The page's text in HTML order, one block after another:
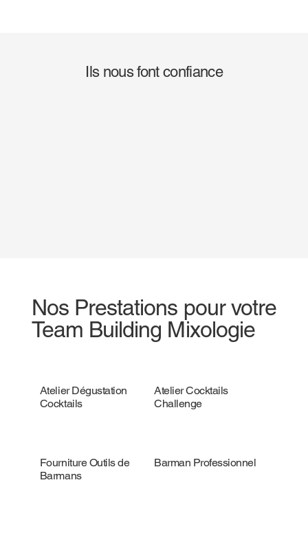
Nos Prestations pour votre
Team Building Mixologie
Atelier Dégustation
Cocktails
Atelier Cocktails
Challenge
Fourniture Outils de
Barmans
Barman Professionnel
Ils nous font confiance